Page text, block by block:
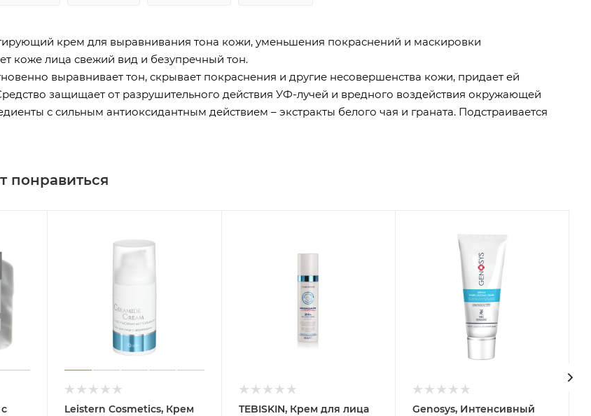
крем для выравнивания тона кожи, уменьшения покраснений и маскировки
коже лица свежий вид и безупречный тон.
выравнивает тон, скрывает покраснения и другие несовершенства кожи, придает ей
защищает от разрушительного действия УФ-лучей и вредного воздействия окружающей
с сильным антиоксидантным действием – экстракты белого чая и граната. Подстраивается
понравиться
Leistern Cosmetics, Крем
TEBISKIN, Крем для лица
Genosys, Интенсивный